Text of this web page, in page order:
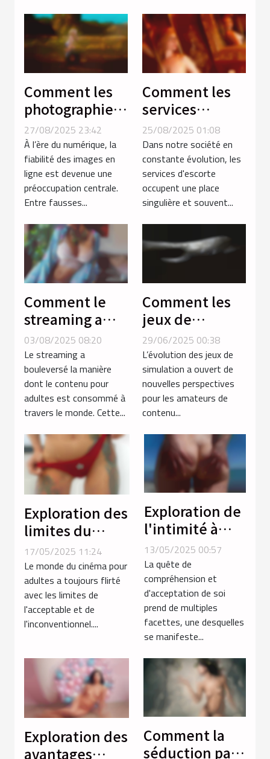
Comment les
photographies
certifiées
renforcent la
confiance en
ligne ?
27/08/2025 23:42
À l’ère du numérique, la
fiabilité des images en
ligne est devenue une
préoccupation centrale.
Entre fausses...
Comment les
services
d'escorte
influencent-ils
les normes
sociales ?
25/08/2025 01:08
Dans notre société en
constante évolution, les
services d'escorte
occupent une place
singulière et souvent...
Comment le
streaming a
transformé la
consommation
de contenu
pour adultes ?
03/08/2025 08:20
Le streaming a
bouleversé la manière
dont le contenu pour
adultes est consommé à
travers le monde. Cette...
Comment les
jeux de
simulation
améliorent
l'expérience
des amateurs
de contenu
29/06/2025 00:38
L’évolution des jeux de
simulation a ouvert de
nouvelles perspectives
pour les amateurs de
contenu...
Exploration des
limites du
porno extrême
avec des
thèmes non
conventionnels
17/05/2025 11:24
Le monde du cinéma pour
adultes a toujours flirté
avec les limites de
l'acceptable et de
l'inconventionnel....
Exploration de
l'intimité à
travers les
services
téléphoniques
transgenres
13/05/2025 00:57
La quête de
compréhension et
d'acceptation de soi
prend de multiples
facettes, une desquelles
se manifeste...
Exploration des
avantages
Comment la
séduction par